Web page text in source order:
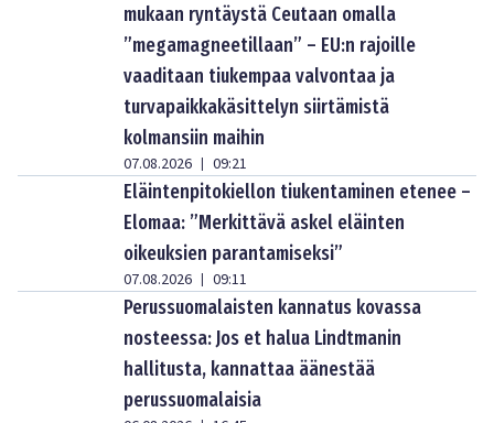
mukaan ryntäystä Ceutaan omalla
”megamagneetillaan” – EU:n rajoille
vaaditaan tiukempaa valvontaa ja
turvapaikkakäsittelyn siirtämistä
kolmansiin maihin
07.08.2026 | 09:21
Eläintenpitokiellon tiukentaminen etenee –
Elomaa: ”Merkittävä askel eläinten
oikeuksien parantamiseksi”
07.08.2026 | 09:11
Perussuomalaisten kannatus kovassa
nosteessa: Jos et halua Lindtmanin
hallitusta, kannattaa äänestää
perussuomalaisia